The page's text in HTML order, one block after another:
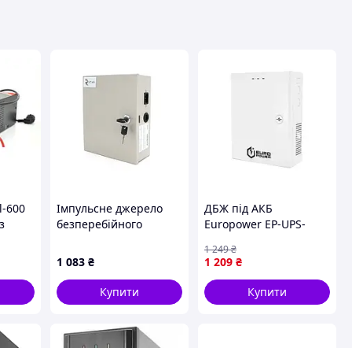
600
Імпульсне джерело
безперебійного
P12/5/7 4СH DC12-5А
Сірий (12146)
1 083 ₴
Купити
ДБЖ під АКБ
Europower EP-UPS-
1 209 ₴
1 249₴
Купити